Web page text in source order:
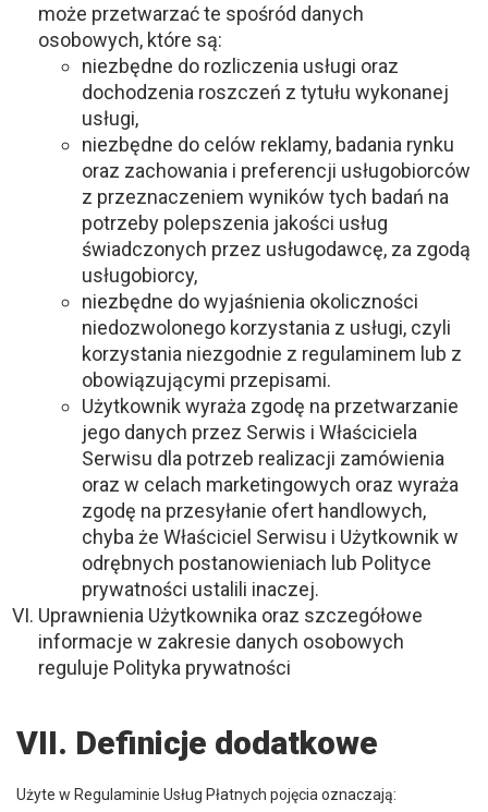
może przetwarzać te spośród danych
osobowych, które są:
niezbędne do rozliczenia usługi oraz
dochodzenia roszczeń z tytułu wykonanej
usługi,
niezbędne do celów reklamy, badania rynku
oraz zachowania i preferencji usługobiorców
z przeznaczeniem wyników tych badań na
potrzeby polepszenia jakości usług
świadczonych przez usługodawcę, za zgodą
usługobiorcy,
niezbędne do wyjaśnienia okoliczności
niedozwolonego korzystania z usługi, czyli
korzystania niezgodnie z regulaminem lub z
obowiązującymi przepisami.
Użytkownik wyraża zgodę na przetwarzanie
jego danych przez Serwis i Właściciela
Serwisu dla potrzeb realizacji zamówienia
oraz w celach marketingowych oraz wyraża
zgodę na przesyłanie ofert handlowych,
chyba że Właściciel Serwisu i Użytkownik w
odrębnych postanowieniach lub Polityce
prywatności ustalili inaczej.
Uprawnienia Użytkownika oraz szczegółowe
informacje w zakresie danych osobowych
reguluje Polityka prywatności
VII. Definicje dodatkowe
Użyte w Regulaminie Usług Płatnych pojęcia oznaczają: